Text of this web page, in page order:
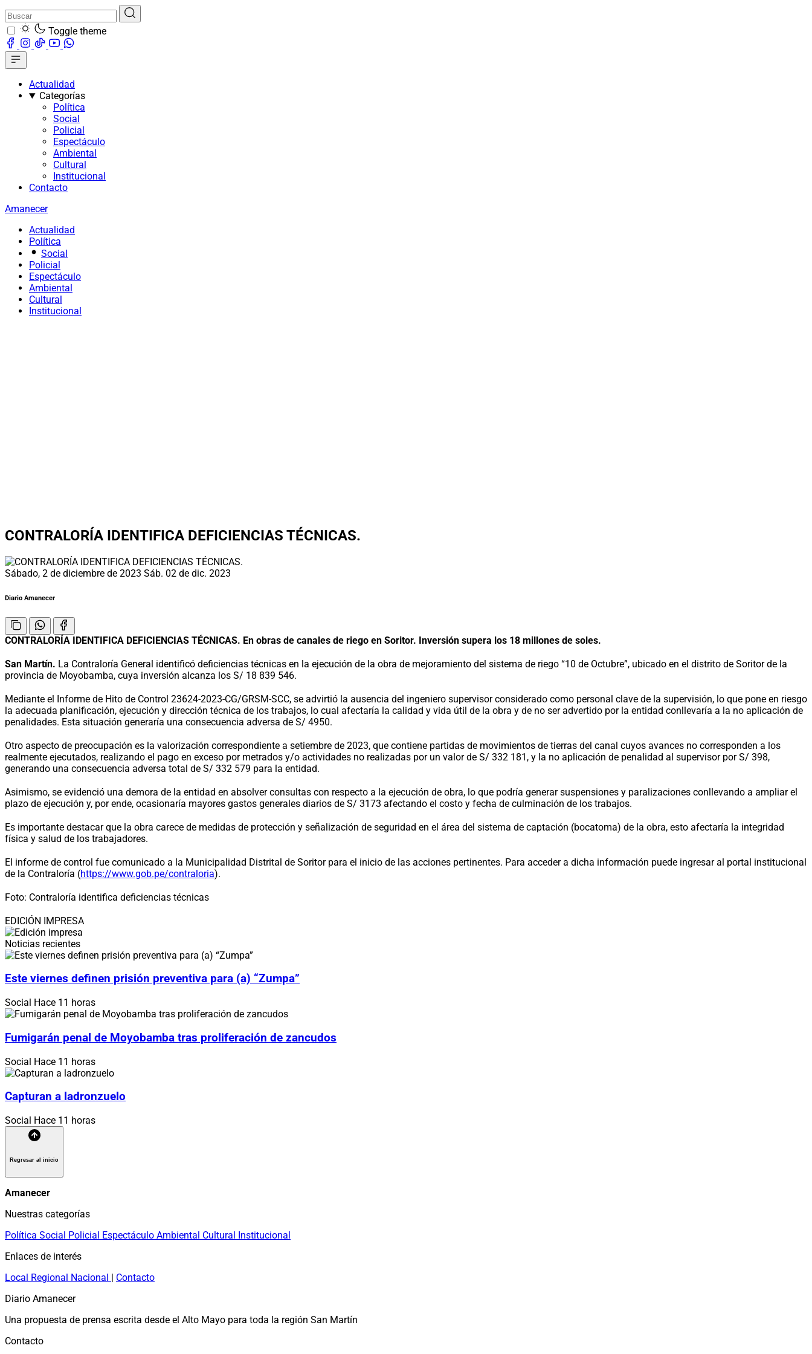
Toggle theme
Actualidad
Categorías
Política
Social
Policial
Espectáculo
Ambiental
Cultural
Institucional
Contacto
Amanecer
Actualidad
Política
Social
Policial
Espectáculo
Ambiental
Cultural
Institucional
CONTRALORÍA IDENTIFICA DEFICIENCIAS TÉCNICAS.
Sábado, 2 de diciembre de 2023 Sáb. 02 de dic. 2023
Diario Amanecer
CONTRALORÍA IDENTIFICA DEFICIENCIAS TÉCNICAS. En obras de canales de riego en Soritor. Inversión supera los 18 millones de soles.
San Martín. La Contraloría General identificó deficiencias técnicas en la ejecución de la obra de mejoramiento del sistema de riego “10 de Octubre”, ubicado en el distrito de Soritor de la
provincia de Moyobamba, cuya inversión alcanza los S/ 18 839 546.
Mediante el Informe de Hito de Control 23624-2023-CG/GRSM-SCC, se advirtió la ausencia del ingeniero supervisor considerado como personal clave de la supervisión, lo que pone en riesgo
la adecuada planificación, ejecución y dirección técnica de los trabajos, lo cual afectaría la calidad y vida útil de la obra y de no ser advertido por la entidad conllevaría a la no aplicación de
penalidades. Esta situación generaría una consecuencia adversa de S/ 4950.
Otro aspecto de preocupación es la valorización correspondiente a setiembre de 2023, que contiene partidas de movimientos de tierras del canal cuyos avances no corresponden a los
realmente ejecutados, realizando el pago en exceso por metrados y/o actividades no realizadas por un valor de S/ 332 181, y la no aplicación de penalidad al supervisor por S/ 398,
generando una consecuencia adversa total de S/ 332 579 para la entidad.
Asimismo, se evidenció una demora de la entidad en absolver consultas con respecto a la ejecución de obra, lo que podría generar suspensiones y paralizaciones conllevando a ampliar el
plazo de ejecución y, por ende, ocasionaría mayores gastos generales diarios de S/ 3173 afectando el costo y fecha de culminación de los trabajos.
Es importante destacar que la obra carece de medidas de protección y señalización de seguridad en el área del sistema de captación (bocatoma) de la obra, esto afectaría la integridad
física y salud de los trabajadores.
El informe de control fue comunicado a la Municipalidad Distrital de Soritor para el inicio de las acciones pertinentes. Para acceder a dicha información puede ingresar al portal institucional
de la Contraloría (https://www.gob.pe/contraloria).
Foto: Contraloría identifica deficiencias técnicas
EDICIÓN IMPRESA
Noticias recientes
Este viernes definen prisión preventiva para (a) “Zumpa”
Social Hace 11 horas
Fumigarán penal de Moyobamba tras proliferación de zancudos
Social Hace 11 horas
Capturan a ladronzuelo
Social Hace 11 horas
Regresar al inicio
Amanecer
Nuestras categorías
Política Social Policial Espectáculo Ambiental Cultural Institucional
Enlaces de interés
Local Regional Nacional | Contacto
Diario Amanecer
Una propuesta de prensa escrita desde el Alto Mayo para toda la región San Martín
Contacto